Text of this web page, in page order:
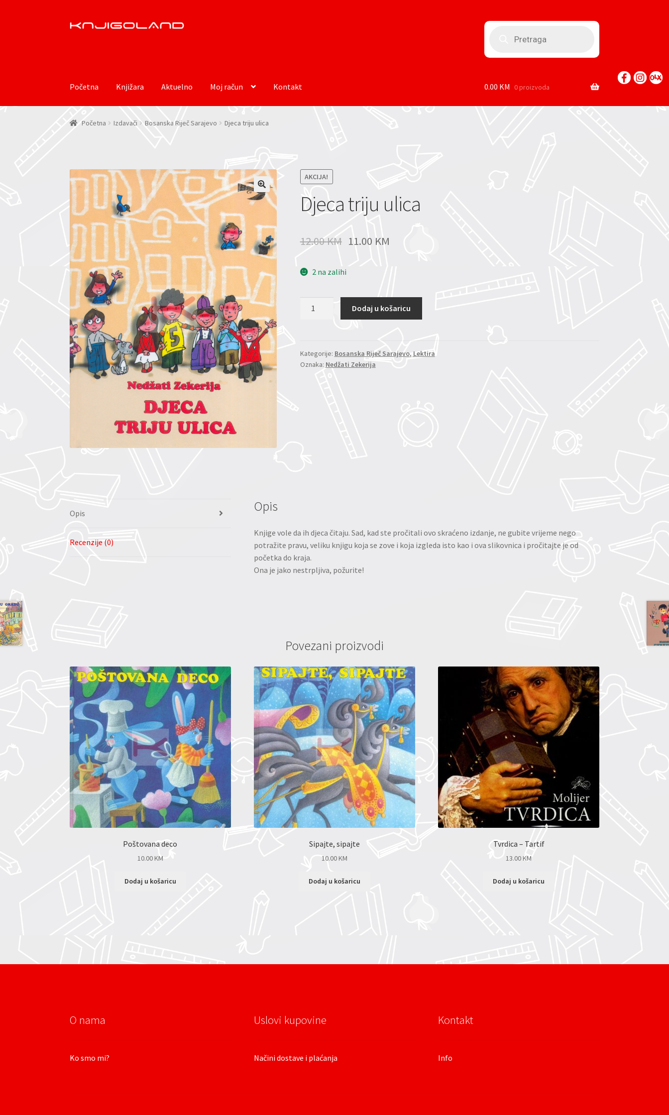
Preskoči
Skoči
Početna Knjižara Aktuelno Moj račun Kontakt 0.00 KM 0 proizvoda
Početna Izdavači Bosanska Riječ Sarajevo Djeca triju ulica
AKCIJA!
Djeca triju ulica
12.00KM 11.00 KM
2 na zalihi
Dodaj u košaricu
Kategorije: Bosanska Riječ Sarajevo, Lektira
Oznaka: Nedžati Zekerija
Opis
Recenzije (0)
Opis
Knjige vole da ih djeca čitaju. Sad, kad ste pročitali ovo skraćeno izdanje, ne gubite vrijeme nego
potražite pravu, veliku knjigu koja se zove i koja izgleda isto kao i ova slikovnica i pročitajte je od
početka do kraja.
Ona je jako nestrpljiva, požurite!
Povezani proizvodi
Poštovana deco
10.00KM
Dodaj u košaricu
Sipajte, sipajte
10.00KM
Dodaj u košaricu
Tvrdica – Tartif
13.00KM
Dodaj u košaricu
O nama
Ko smo mi?
Uslovi kupovine
Načini dostave i plaćanja
Kontakt
Info